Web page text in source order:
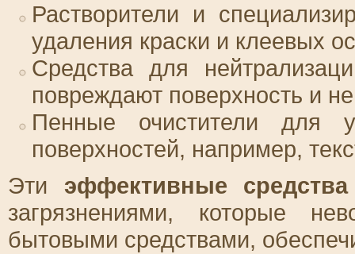
Растворители и
удаления краски и клеевых
Средства для
повреждают поверхность и
Пенные очистители для
поверхностей, например,
Эти эффективные средства
загрязнениями, которые
бытовыми средствами,